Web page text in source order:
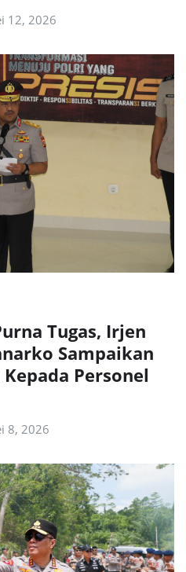
12, 2026
Tugas, Irjen
Sampaikan
Personel
8, 2026